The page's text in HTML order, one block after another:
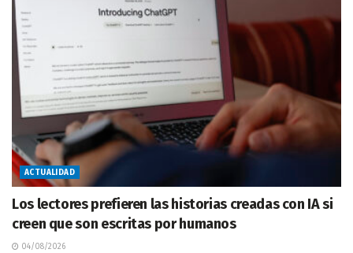
ACTUALIDAD
Los lectores prefieren las historias creadas con IA si
creen que son escritas por humanos
04/08/2026